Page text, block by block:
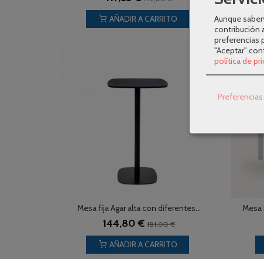
AÑADIR A CARRITO
Mesa fija Agar alta con diferentes...
144,80 €181,00 €
AÑADIR A CARRITO
Mesa
Aunque
contribución
preferencias
"Aceptar"
política de
Preferencias